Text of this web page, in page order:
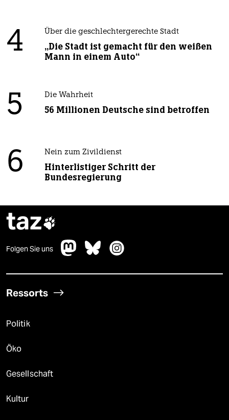
4 Über die geschlechtergerechte Stadt
„Die Stadt ist gemacht für den weißen
Mann in einem Auto“
5 Die Wahrheit
56 Millionen Deutsche sind betroffen
6 Nein zum Zivildienst
Hinterlistiger Schritt der
Bundesregierung
taz
Folgen Sie uns
Ressorts
Politik
Öko
Gesellschaft
Kultur